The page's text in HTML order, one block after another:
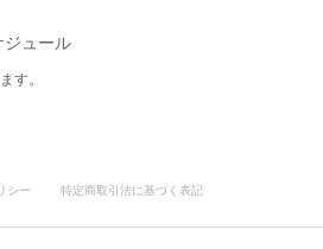
ュール
す。
シー 特定商取引法に基づく表記